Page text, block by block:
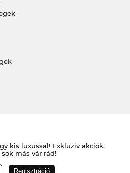
kis luxussal! Exkluzív akciók,
más vár rád!